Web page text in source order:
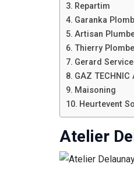
Repartim
Garanka
Artisan
Thierry
Gerard
GAZ TECHNIC
Maisoning
Heurtevent
Atelier